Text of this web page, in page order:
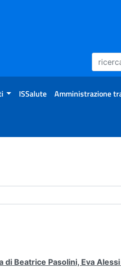
ISSalute Amministrazione
di Beatrice Pasolini, Eva